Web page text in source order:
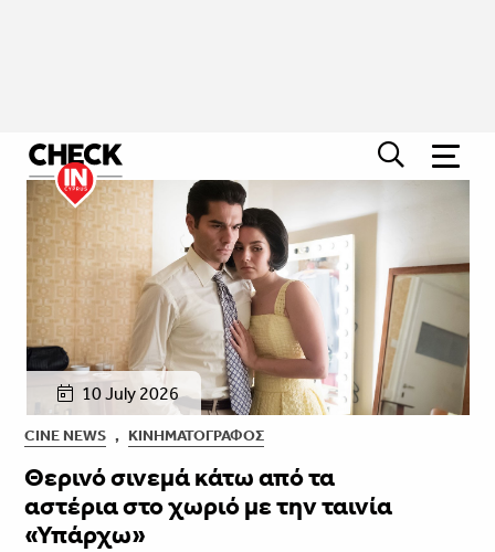
10 July 2026
CINE NEWS , ΚΙΝΗΜΑΤΟΓΡΆΦΟΣ
Θερινό σινεμά κάτω από τα
αστέρια στο χωριό με την ταινία
«Υπάρχω»